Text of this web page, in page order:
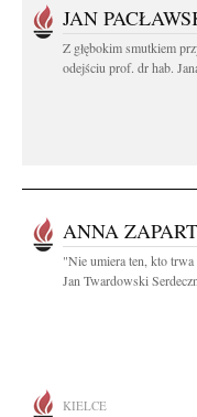
JAN
Z głębokim smutkiem
odejściu prof. dr hab.
ANNA ZAPART
"Nie umiera ten, kto
Jan Twardowski
KIELCE